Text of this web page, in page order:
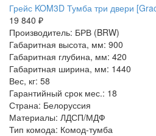
Грейс KOM3D Тумба три двери
19 840 ₽
Производитель: БРВ (BRW)
Габаритная высота, мм: 900
Габаритная глубина, мм: 420
Габаритная ширина, мм: 1440
Вес, кг: 58
Гарантийный срок мес.: 18
Страна: Белоруссия
Материалы: ЛДСП/МДФ
Тип комода: Комод-тумба